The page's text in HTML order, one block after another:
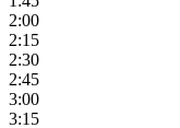
2:00
2:15
2:30
2:45
3:00
3:15